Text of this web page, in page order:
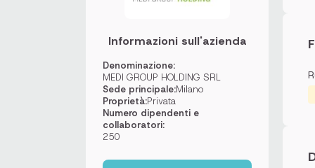
Informazioni sull'azienda
Denominazione:
MEDI GROUP HOLDING SRL
Sede principale:Milano
Proprietà:Privata
Numero dipendenti e
collaboratori:
250